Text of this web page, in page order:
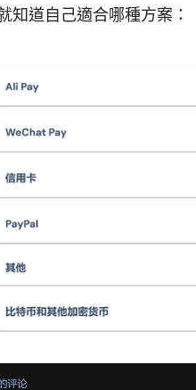
知道自己適合哪種方案：